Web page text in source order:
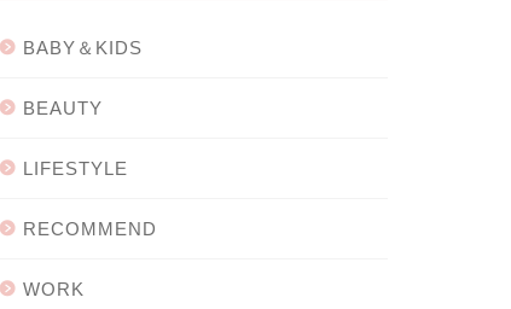
BABY＆KIDS
BEAUTY
LIFESTYLE
RECOMMEND
WORK